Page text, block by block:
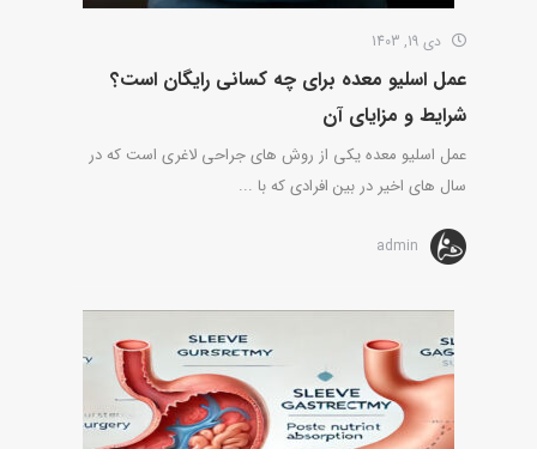
دی 19, 1403
عمل اسلیو معده برای چه کسانی رایگان است؟
شرایط و مزایای آن
عمل اسلیو معده یکی از روش های جراحی لاغری است که در
سال های اخیر در بین افرادی که با ...
admin